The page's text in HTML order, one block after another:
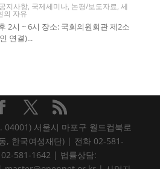
공지사항, 국제세미나, 논평/보도자료, 세
의 자유
2시 ~ 6시 장소: 국회의원회관 제2소
연결)...
서울시 마포구 월드컵북로
, 한국여성재단) | 전화 02-581-
581-1642 | 법률상담: